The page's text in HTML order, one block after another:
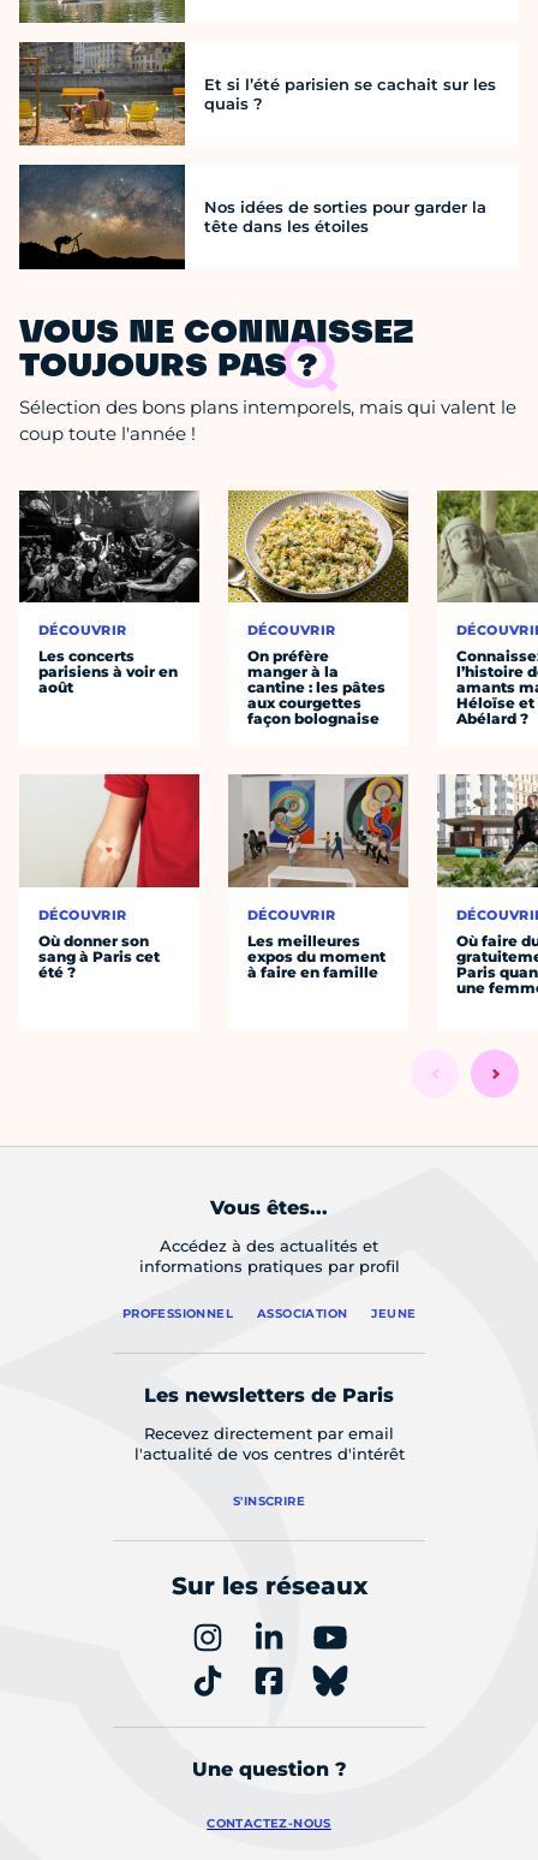
Et si l’été parisien se cachait sur les
quais ?
Nos idées de sorties pour garder la
tête dans les étoiles
VOUS NE CONNAISSEZ
TOUJOURS PAS ?
Sélection des bons plans intemporels, mais qui valent le
coup toute l'année !
DÉCOUVRIR
Les concerts
parisiens à voir en
août
DÉCOUVRIR
Où donner son
sang à Paris cet
été ?
DÉCOUVRIR
On préfère
manger à la
cantine : les pâtes
aux courgettes
façon bolognaise
DÉCOUVRIR
Les meilleures
expos du moment
à faire en famille
l’histoire
amants
Héloïse et
Abélard ?
Où faire
Paris
une
Vous êtes...
Accédez à des actualités et
informations pratiques par profil
PROFESSIONNEL ASSOCIATION JEUNE
Les newsletters de Paris
Recevez directement par email
l'actualité de vos centres d'intérêt
S'INSCRIRE
Sur les réseaux
Une question ?
CONTACTEZ-NOUS